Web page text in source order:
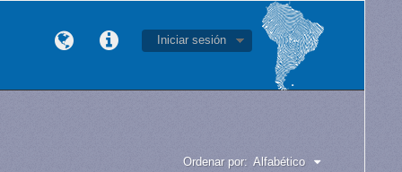
Iniciar sesión
Ordenar por: Alfabético